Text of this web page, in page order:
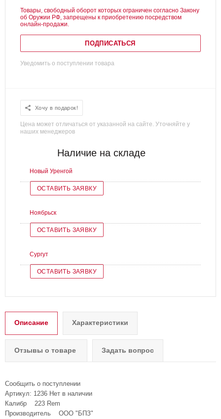
Товары, свободный оборот которых ограничен согласно Закону
об Оружии РФ, запрещены к приобретению посредством
онлайн-продажи.
ПОДПИСАТЬСЯ
Уведомить о поступлении товара
Хочу в подарок!
Цена может отличаться от указанной на сайте. Уточняйте у
наших менеджеров
Наличие на складе
Новый Уренгой
ОСТАВИТЬ ЗАЯВКУ
Ноябрьск
ОСТАВИТЬ ЗАЯВКУ
Сургут
ОСТАВИТЬ ЗАЯВКУ
Описание Характеристики
Отзывы о товаре Задать вопрос
Сообщить о поступлении
Артикул: 1236 Нет в наличии
Калибр 223 Rem
Производитель ООО "БПЗ"